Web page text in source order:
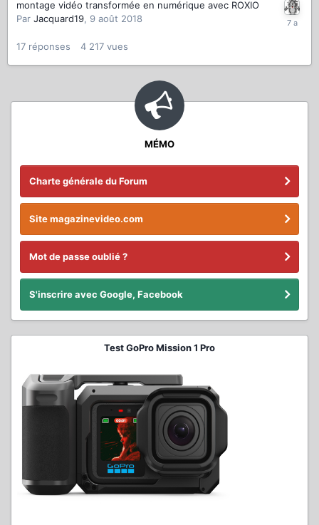
montage vidéo transformée en numérique avec ROXIO
Par Jacquard19, 9 août 2018
17 réponses 4 217 vues
MÉMO
Charte générale du Forum
Site magazinevideo.com
Mot de passe oublié ?
S'inscrire avec Google, Facebook
Test GoPro Mission 1 Pro